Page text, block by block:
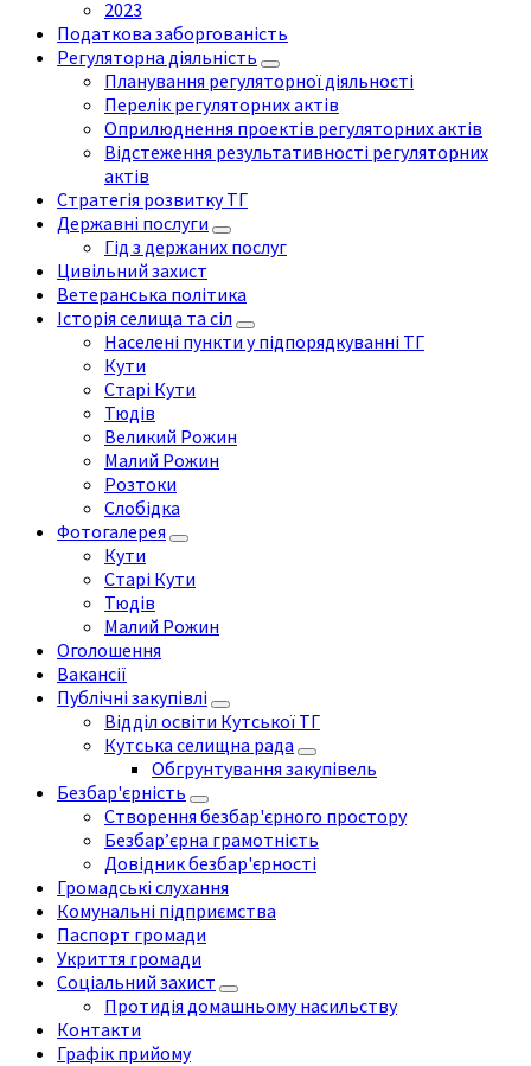
2023
Податкова заборгованість
Регуляторна діяльність
Планування регуляторної діяльності
Перелік регуляторних актів
Оприлюднення проектів регуляторних актів
Відстеження результативності регуляторних
актів
Стратегія розвитку ТГ
Державні послуги
Гід з держаних послуг
Цивільний захист
Ветеранська політика
Історія селища та сіл
Населені пункти у підпорядкуванні ТГ
Кути
Старі Кути
Тюдів
Великий Рожин
Малий Рожин
Розтоки
Слобідка
Фотогалерея
Кути
Старі Кути
Тюдів
Малий Рожин
Оголошення
Вакансії
Публічні закупівлі
Відділ освіти Кутської ТГ
Кутська селищна рада
Обгрунтування закупівель
Безбар'єрність
Створення безбар'єрного простору
Безбар’єрна грамотність
Довідник безбар'єрності
Громадські слухання
Комунальні підприємства
Паспорт громади
Укриття громади
Соціальний захист
Протидія домашньому насильству
Контакти
Графік прийому